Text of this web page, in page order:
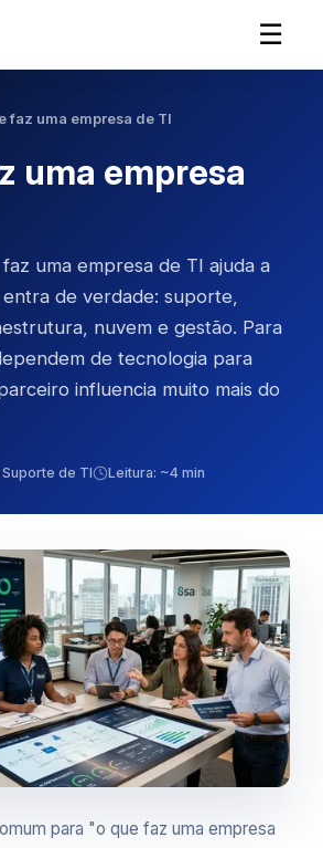
☰
faz uma empresa de TI
uma empresa
uma empresa de TI ajuda a
de verdade: suporte,
nuvem e gestão. Para
de tecnologia para
influencia muito mais do
de TI Leitura: ~4 min
para "o que faz uma empresa